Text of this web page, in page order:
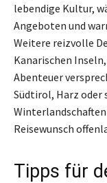
lebendige Kultur,
Angeboten und
Weitere reizvolle
Kanarischen
Abenteuer
Südtirol, Harz oder
Reisewunsch
Tipps für